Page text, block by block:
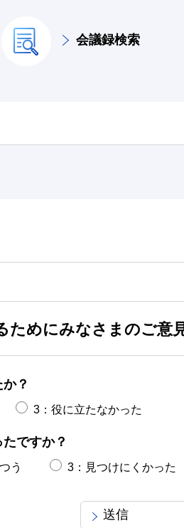
会議録検索
ためにみなさまのご意
？
3：役に立たなかった
ですか？
う 3：見つけにくかった